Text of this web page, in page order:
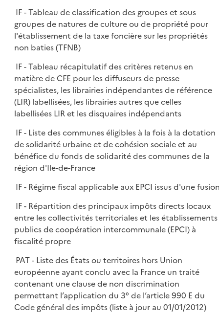
IF - Tableau de classification des groupes et sous
groupes de natures de culture ou de propriété pour
l'établissement de la taxe foncière sur les propriétés
non baties (TFNB)
IF - Tableau récapitulatif des critères retenus en
matière de CFE pour les diffuseurs de presse
spécialistes, les librairies indépendantes de référence
(LIR) labellisées, les librairies autres que celles
labellisées LIR et les disquaires indépendants
IF - Liste des communes éligibles à la fois à la dotation
de solidarité urbaine et de cohésion sociale et au
bénéfice du fonds de solidarité des communes de la
région d'Ile-de-France
IF - Régime fiscal applicable aux EPCI issus d'une
IF - Répartition des principaux impôts directs locaux
entre les collectivités territoriales et les établissements
publics de coopération intercommunale (EPCI) à
fiscalité propre
PAT - Liste des États ou territoires hors Union
européenne ayant conclu avec la France un traité
contenant une clause de non discrimination
permettant l’application du 3° de l’article 990 E du
Code général des impôts (liste à jour au 01/01/2012)